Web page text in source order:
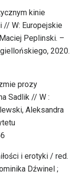
kinie
// W: Europejskie
Peplinski. –
2020.
prozy
Sadlik // W :
Aleksandra
i erotyki / red.
Dźwinel ;